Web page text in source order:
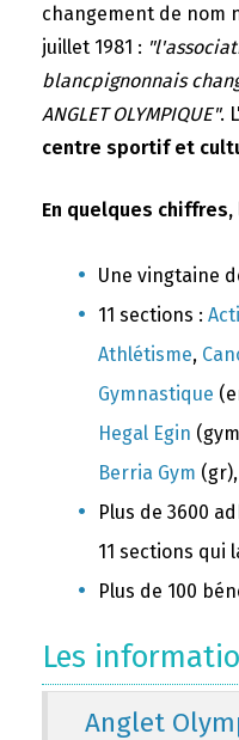
changement de nom
juillet 1981 :
blancpignonnais
ANGLET OLYMPIQUE".
centre sportif et
En quelques chiffres,
Une vingtaine
11 sections :
Athlétisme,
Gymnastique
Hegal Egin
Berria Gym (gr),
Plus de 3600
11 sections qui
Plus de 100
Les
Anglet